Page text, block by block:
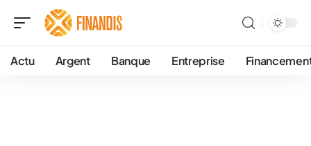
Actu Argent Banque Entreprise